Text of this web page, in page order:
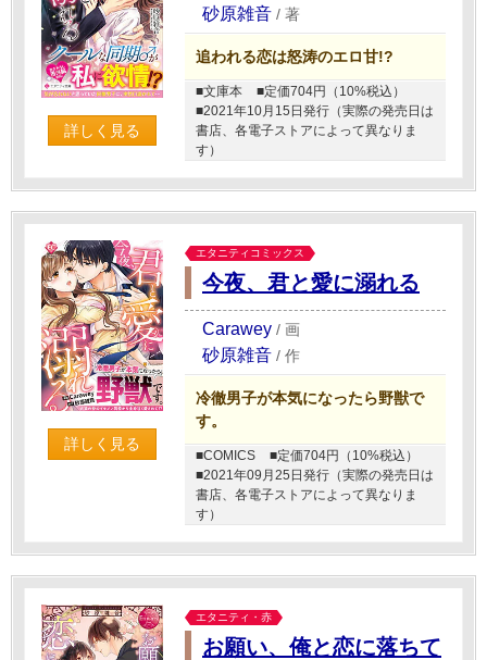
詳しく見る
砂原雑音 / 著
追われる恋は怒涛のエロ甘!?
■文庫本
■定価704円（10%税込）
■2021年10月15日発行（実際の発売日は
書店、各電子ストアによって異なりま
す）
詳しく見る
エタニティコミックス
今夜、君と愛に溺れる
Carawey / 画
砂原雑音 / 作
冷徹男子が本気になったら野獣で
す。
■COMICS
■定価704円（10%税込）
■2021年09月25日発行（実際の発売日は
書店、各電子ストアによって異なりま
す）
エタニティ・赤
お願い、俺と恋に落ちて